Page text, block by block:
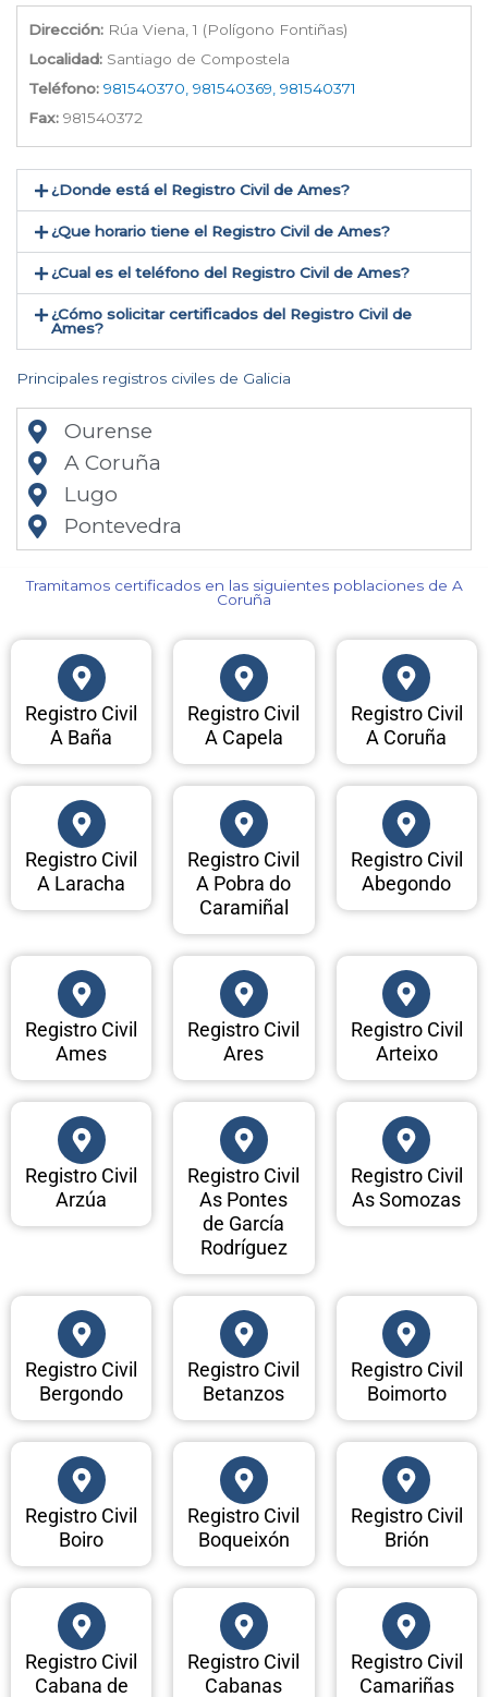
Dirección: Rúa Viena, 1 (Polígono Fontiñas)
Localidad: Santiago de Compostela
Teléfono: 981540370, 981540369, 981540371
Fax: 981540372
¿Donde está el Registro Civil de Ames​?
¿Que horario tiene el Registro Civil de Ames?
¿Cual es el teléfono del Registro Civil de Ames​?
¿Cómo solicitar certificados del Registro Civil de
Ames​?
Principales registros civiles de Galicia
Ourense
A Coruña
Lugo
Pontevedra
Tramitamos certificados en las siguientes poblaciones de A
Coruña​
Registro Civil
A Baña
Registro Civil
A Capela
Registro Civil
A Coruña
Registro Civil
A Laracha
Registro Civil
A Pobra do
Caramiñal
Registro Civil
Abegondo
Registro Civil
Ames
Registro Civil
Ares
Registro Civil
Arteixo
Registro Civil
Arzúa
Registro Civil
As Pontes
de García
Rodríguez
Registro Civil
As Somozas
Registro Civil
Bergondo
Registro Civil
Betanzos
Registro Civil
Boimorto
Registro Civil
Boiro
Registro Civil
Boqueixón
Registro Civil
Brión
Registro Civil
Cabana de
Registro Civil
Cabanas
Registro Civil
Camariñas